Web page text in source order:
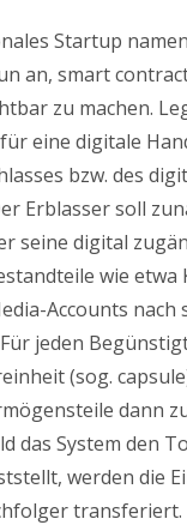
Startup
an, smart
zu machen.
eine digitale
bzw. des
Erblasser soll
seine digital
wie etwa
Accounts nach
jeden
(sog.
dann
das System den
werden die
transferiert.